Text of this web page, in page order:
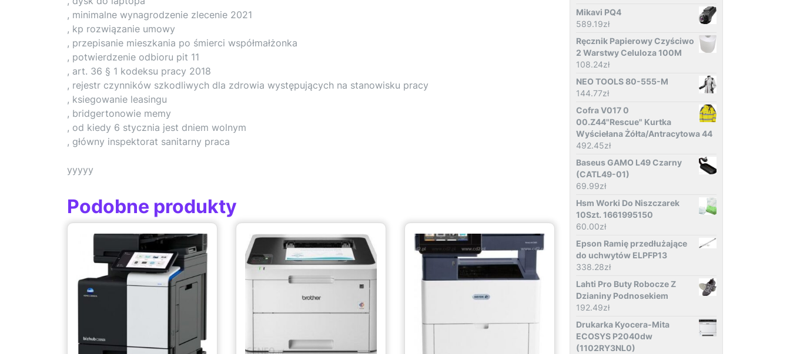
, minimalne wynagrodzenie zlecenie 2021
, kp rozwiązanie umowy
, przepisanie mieszkania po śmierci współmałżonka
, potwierdzenie odbioru pit 11
, art. 36 § 1 kodeksu pracy 2018
, rejestr czynników szkodliwych dla zdrowia występujących na stanowisku pracy
, ksiegowanie leasingu
, bridgertonowie memy
, od kiedy 6 stycznia jest dniem wolnym
, główny inspektorat sanitarny praca
yyyyy
Podobne produkty
Mikavi PQ4
589.19zł
Ręcznik Papierowy Czyściwo
2 Warstwy Celuloza 100M
108.24zł
NEO TOOLS 80-555-M
144.77zł
Cofra V017 0
00.Z44"Rescue" Kurtka
Wyściełana Żółta/Antracytowa 44
492.45zł
Baseus GAMO L49 Czarny
(CATL49-01)
69.99zł
Hsm Worki Do Niszczarek
10Szt. 1661995150
60.00zł
Epson Ramię przedłużające
do uchwytów ELPFP13
338.28zł
Lahti Pro Buty Robocze Z
Dzianiny Podnosekiem
192.49zł
Drukarka Kyocera-Mita
ECOSYS P2040dw
(1102RY3NL0)